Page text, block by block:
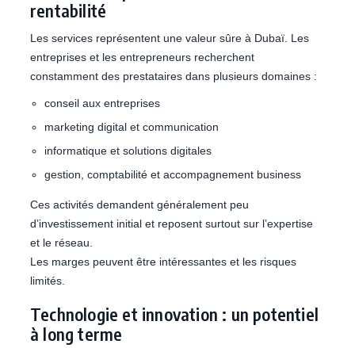
rentabilité
Les services représentent une valeur sûre à Dubaï. Les
entreprises et les entrepreneurs recherchent
constamment des prestataires dans plusieurs domaines :
conseil aux entreprises
marketing digital et communication
informatique et solutions digitales
gestion, comptabilité et accompagnement business
Ces activités demandent généralement peu
d’investissement initial et reposent surtout sur l’expertise
et le réseau.
Les marges peuvent être intéressantes et les risques
limités.
Technologie et innovation : un potentiel
à long terme